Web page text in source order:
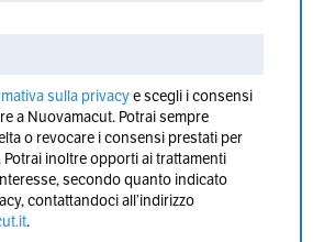
sulla privacye scegli i consensi
a Nuovamacut. Potrai sempre
o revocare i consensi prestati per
inoltre opporti ai trattamenti
secondo quanto indicato
contattandoci all’indirizzo
.